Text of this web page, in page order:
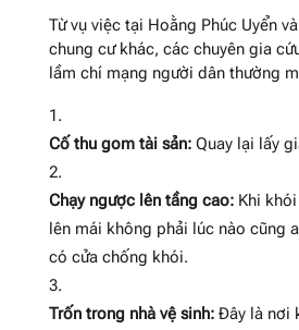
Từ vụ việc tại Hoằng Phúc Uyển
chung cư khác, các chuyên gia
lầm chí mạng người dân thường
Cố thu gom tài sản:Quay lại lấy
Chạy ngược lên tầng cao:Khi khói
lên mái không phải lúc nào cũng
có cửa chống khói.
Trốn trong nhà vệ sinh:Đây là nơi